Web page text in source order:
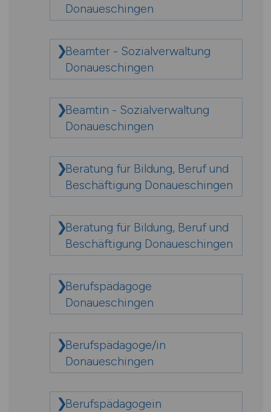
Donaueschingen
Beamter - Sozialverwaltung
Donaueschingen
Beamtin - Sozialverwaltung
Donaueschingen
Beratung für Bildung, Beruf und
Beschäftigung Donaueschingen
Beratung für Bildung, Beruf und
Beschäftigung Donaueschingen
Berufspädagoge
Donaueschingen
Berufspädagoge/in
Donaueschingen
Berufspädagogein